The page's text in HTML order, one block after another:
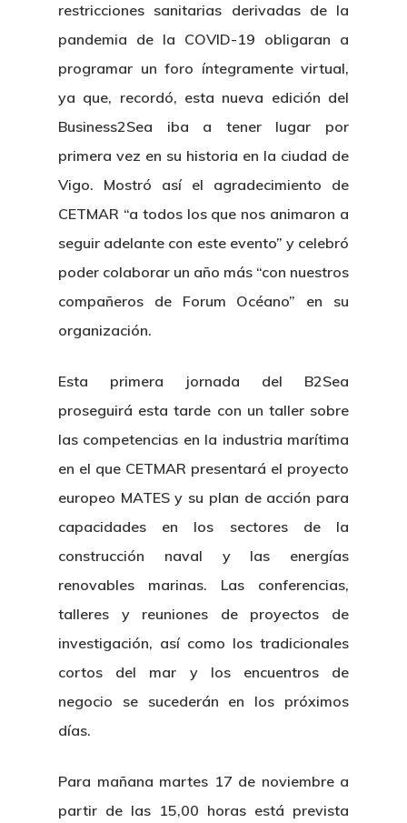
restricciones sanitarias derivadas de la
pandemia de la COVID-19 obligaran a
programar un foro íntegramente virtual,
ya que, recordó, esta nueva edición del
Business2Sea iba a tener lugar por
primera vez en su historia en la ciudad de
Vigo. Mostró así el agradecimiento de
CETMAR “a todos los que nos animaron a
seguir adelante con este evento” y celebró
poder colaborar un año más “con nuestros
compañeros de Forum Océano” en su
organización.
Esta primera jornada del B2Sea
proseguirá esta tarde con un taller sobre
las competencias en la industria marítima
en el que CETMAR presentará el proyecto
europeo MATES y su plan de acción para
capacidades en los sectores de la
construcción naval y las energías
renovables marinas. Las conferencias,
talleres y reuniones de proyectos de
investigación, así como los tradicionales
cortos del mar y los encuentros de
negocio se sucederán en los próximos
días.
Para mañana martes 17 de noviembre a
partir de las 15,00 horas está prevista